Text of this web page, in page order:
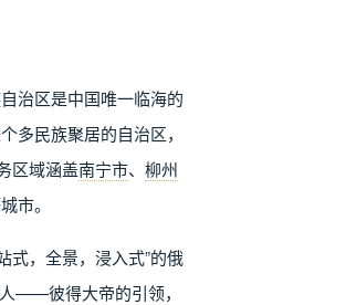
治区是中国唯一临海的
多民族聚居的自治区，
区域涵盖南宁市、 柳州
市。
式，全景，浸入式”的俄
——彼得大帝的引领，